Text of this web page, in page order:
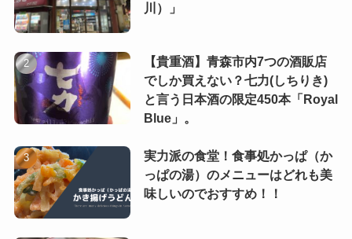
川）」
【貴重酒】青森市内7つの酒販店
でしか買えない？七力(しちりき)
と言う日本酒の限定450本「Royal
Blue」。
実力派の食堂！食事処かっぱ（か
っぱの湯）のメニューはどれも美
味しいのでおすすめ！！